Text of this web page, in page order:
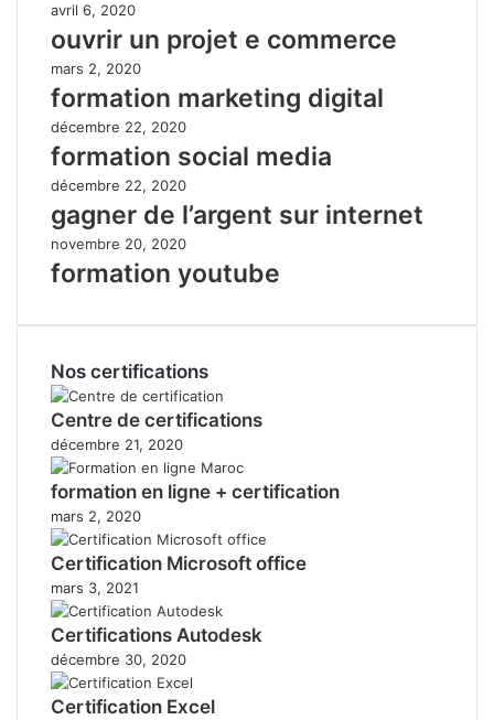
avril 6, 2020
ouvrir un projet e commerce
mars 2, 2020
formation marketing digital
décembre 22, 2020
formation social media
décembre 22, 2020
gagner de l’argent sur internet
novembre 20, 2020
formation youtube
Nos certifications
Centre de certifications
décembre 21, 2020
formation en ligne + certification
mars 2, 2020
Certification Microsoft office
mars 3, 2021
Certifications Autodesk
décembre 30, 2020
Certification Excel